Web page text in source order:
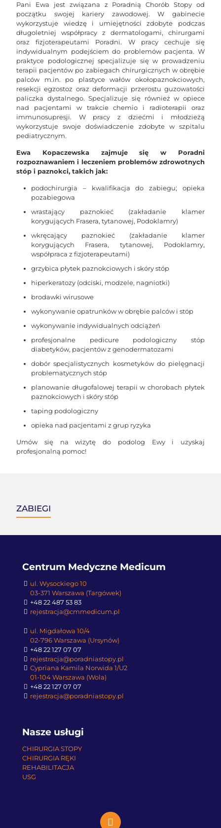
Pani Ewa jest związana z Poradnią Chorób Stopy od
początku swojej kariery zawodowej. W gabinecie
wykorzystuje wiedzę i umiejętności zdobyte podczas
długoletniej współpracy z dermatologami, chirurgami
oraz fizjoterapeutami Poradni. W pracy cechuje się
indywidualnym podejściem do problemów pacjenta. W
praktyce podologicznej specjalizuje się w prowadzeniu
terapii pacjentów po zabiegach chirurgicznych w obrębie
palców m.in. po plastyce wałów okołopaznokciowych,
resekcji egzostoz oraz deformacji przerostu guzowatości
paliczka dystalnego. Specjalizuje się również w opiece
nad pacjentami w trakcie chemio i radioterapii oraz
immunosupresji. W pracy z dziećmi i młodzieżą
wykorzystuje swoje doświadczenie zdobyte w szpitalu
pediatrycznym.
Ewa Kopaczewska zajmuje się w Poradni
rozpoznawaniem i leczeniem problemów zdrowotnych
stóp i paznokci, takich jak:
podochirurgia – kwalifikacja do zabiegu; opieka
pozabiegowa
wrastający paznokieć (zakładanie klamer
korygujących Frasera, tytanowej, Podoklamry)
wkręcający paznokieć (zakładanie klamer
korygujących Frasera, tytanowej, Podoklamry,
współpraca z fizjoterapeutami)
grzybica płytek paznokciowych i skóry stóp
hiperkeratozy (odciski, modzele, nagniotki)
brodawki wirusowe
wykonywanie opatrunków w obrębie palców i stóp
wykonywanie indywidualnych odciążeń
profesjonalne pedicure podologiczny stóp
diabetyków, pacjentów z genodermatozami
dobór specjalistycznych kosmetyków do pielęgnacji
problematycznych stóp
planowanie długofalowej terapii w chorobach płytek
paznokciowych i skóry stóp
taping podologiczny
opieka nad pacjentami z grup ryzyka
Umów się na wizytę do podolog Ewy i uzyskaj
profesjonalną pomoc!
ZABIEGI
Centrum Medyczne Medicum
ul. Wysockiego 10
03-371 Warszawa (Targówek)
+48 22 487 53 83
rejestracja@cmmedicum.pl
ul. Migdałowa 10/4
02-796 Warszawa (Ursynów)
+48 22 127 07 07
rejestracja@poradniastopy.pl
Cypriana Kamila Norwida 1/U2
01-104 Warszawa (Wola)
+48 22 127 07 07
rejestracja@poradniastopy.pl
Nasze usługi
CHIRURGIA STOPY
CHIRURGIA RĘKI
REHABILITACJA
USG